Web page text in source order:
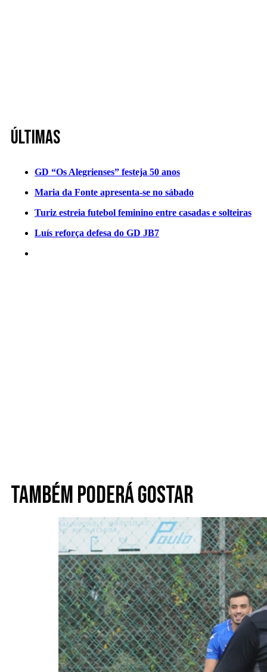
Últimas
GD “Os Alegrienses” festeja 50 anos
Maria da Fonte apresenta-se no sábado
Turiz estreia futebol feminino entre casadas e solteiras
Luís reforça defesa do GD JB7
Também poderá gostar